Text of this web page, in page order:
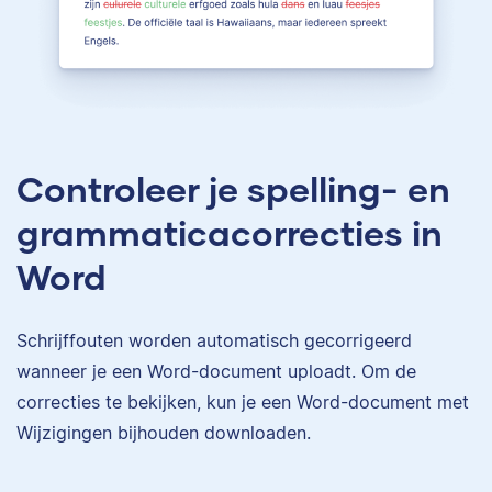
Controleer je spelling- en
grammaticacorrecties in
Word
Schrijffouten worden automatisch gecorrigeerd
wanneer je een Word-document uploadt. Om de
correcties te bekijken, kun je een Word-document met
Wijzigingen bijhouden downloaden.